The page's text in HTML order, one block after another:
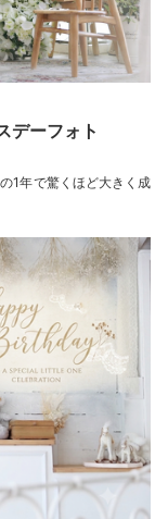
デーフォト
1年で驚くほど大きく成